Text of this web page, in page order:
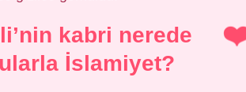
kabri nerede
İslamiyet?